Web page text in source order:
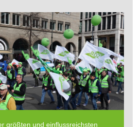
größten und einflussreichsten